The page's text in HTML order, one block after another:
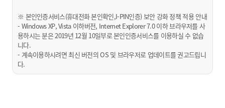
※ 본인인증서비스(휴대전화 본인확인,I-PIN인증) 보안 강화 정책 적용 안내
- Windows XP, Vista 이하버전, Internet Explorer 7.0 이하 브라우저를 사
용하시는 분은 2019년 12월 10일부로 본인인증서비스를 이용하실 수 없습
니다.
- 계속이용하시려면 최신 버전의 OS 및 브라우저로 업데이트를 권고드립니
다.